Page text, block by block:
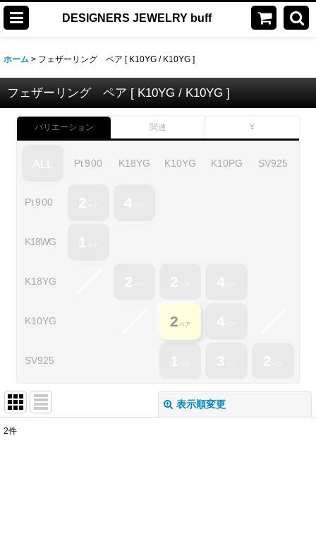
DESIGNERS JEWELRY buff
ホーム > フェザーリング ペア [ K10YG / K10YG ]
フェザーリング ペア [ K10YG / K10YG ]
バリエーション 関連 ¥
Pt900 K18YG K10YG K10PG SV925
Pt900
K18WG
K18YG
K10YG 2 ペア
SV925
表示順変更
2件